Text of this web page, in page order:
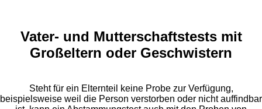
Vater- und Mutterschaftstests mit
Großeltern oder Geschwistern
Steht für ein Elternteil keine Probe zur Verfügung,
beispielsweise weil die Person verstorben oder nicht auffindbar